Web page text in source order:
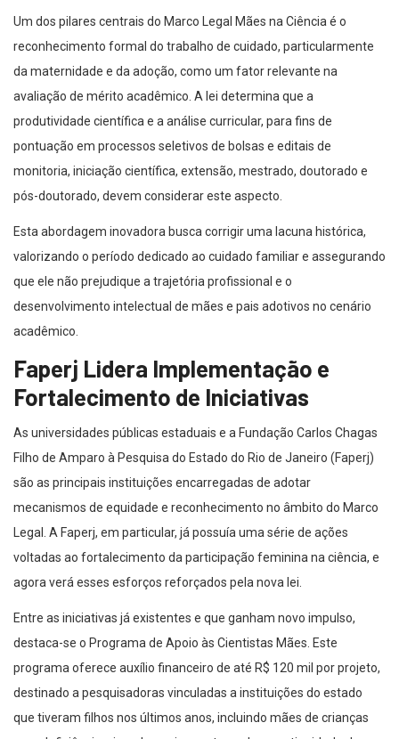
Um dos pilares centrais do Marco Legal Mães na Ciência é o
reconhecimento formal do trabalho de cuidado, particularmente
da maternidade e da adoção, como um fator relevante na
avaliação de mérito acadêmico. A lei determina que a
produtividade científica e a análise curricular, para fins de
pontuação em processos seletivos de bolsas e editais de
monitoria, iniciação científica, extensão, mestrado, doutorado e
pós-doutorado, devem considerar este aspecto.
Esta abordagem inovadora busca corrigir uma lacuna histórica,
valorizando o período dedicado ao cuidado familiar e assegurando
que ele não prejudique a trajetória profissional e o
desenvolvimento intelectual de mães e pais adotivos no cenário
acadêmico.
Faperj Lidera Implementação e
Fortalecimento de Iniciativas
As universidades públicas estaduais e a Fundação Carlos Chagas
Filho de Amparo à Pesquisa do Estado do Rio de Janeiro (Faperj)
são as principais instituições encarregadas de adotar
mecanismos de equidade e reconhecimento no âmbito do Marco
Legal. A Faperj, em particular, já possuía uma série de ações
voltadas ao fortalecimento da participação feminina na ciência, e
agora verá esses esforços reforçados pela nova lei.
Entre as iniciativas já existentes e que ganham novo impulso,
destaca-se o Programa de Apoio às Cientistas Mães. Este
programa oferece auxílio financeiro de até R$ 120 mil por projeto,
destinado a pesquisadoras vinculadas a instituições do estado
que tiveram filhos nos últimos anos, incluindo mães de crianças